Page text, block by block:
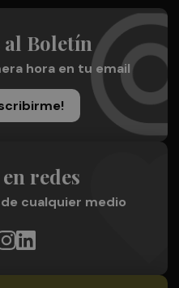
al Boletín
hora en tu email
redes
cualquier medio